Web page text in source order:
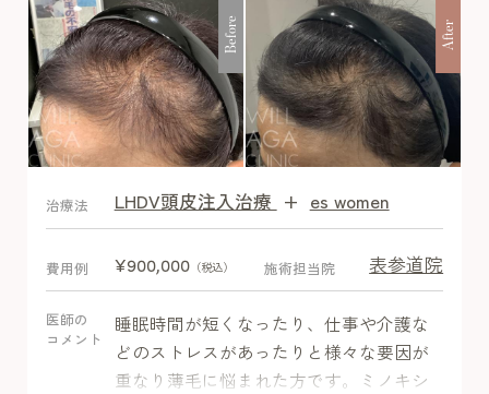
Before After
After
治療法 LHDV頭皮注入治療 + es women
費用例 ¥900,000（税込） 施術担当院 表参道院
医師の
コメント
睡眠時間が短くなったり、仕事や介護な
どのストレスがあったりと様々な要因が
重なり薄毛に悩まれた方です。ミノキシ